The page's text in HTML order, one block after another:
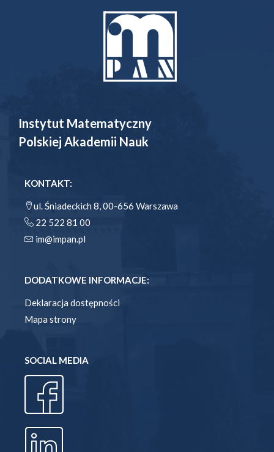
Instytut Matematyczny
Polskiej Akademii Nauk
KONTAKT:
ul. Śniadeckich 8, 00-656 Warszawa
22 522 81 00
im@impan.pl
DODATKOWE INFORMACJE:
Deklaracja dostępności
Mapa strony
SOCIAL MEDIA